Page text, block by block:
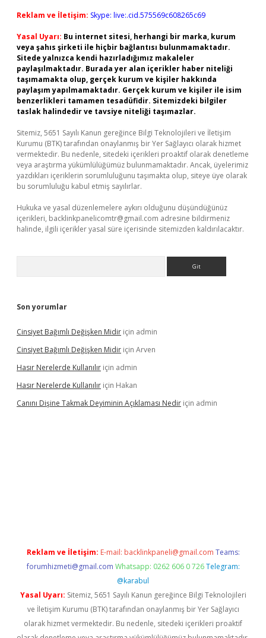
Reklam ve İletişim: Skype: live:.cid.575569c608265c69
Yasal Uyarı: Bu internet sitesi, herhangi bir marka, kurum
veya şahıs şirketi ile hiçbir bağlantısı bulunmamaktadır.
Sitede yalnızca kendi hazırladığımız makaleler
paylaşılmaktadır. Burada yer alan içerikler haber niteliği
taşımamakta olup, gerçek kurum ve kişiler hakkında
paylaşım yapılmamaktadır. Gerçek kurum ve kişiler ile isim
benzerlikleri tamamen tesadüfidir. Sitemizdeki bilgiler
taslak halindedir ve tavsiye niteliği taşımazlar.
Sitemiz, 5651 Sayılı Kanun gereğince Bilgi Teknolojileri ve İletişim
Kurumu (BTK) tarafından onaylanmış bir Yer Sağlayıcı olarak hizmet
vermektedir. Bu nedenle, sitedeki içerikleri proaktif olarak denetleme
veya araştırma yükümlülüğümüz bulunmamaktadır. Ancak, üyelerimiz
yazdıkları içeriklerin sorumluluğunu taşımakta olup, siteye üye olarak
bu sorumluluğu kabul etmiş sayılırlar.
Hukuka ve yasal düzenlemelere aykırı olduğunu düşündüğünüz
içerikleri, backlinkpanelicomtr@gmail.com adresine bildirmeniz
halinde, ilgili içerikler yasal süre içerisinde sitemizden kaldırılacaktır.
Son yorumlar
Cinsiyet Bağımlı Değişken Midir için admin
Cinsiyet Bağımlı Değişken Midir için Arven
Hasır Nerelerde Kullanılır için admin
Hasır Nerelerde Kullanılır için Hakan
Canını Dişine Takmak Deyiminin Açıklaması Nedir için admin
Reklam ve İletişim: E-mail: backlinkpaneli@gmail.com Teams:
forumhizmeti@gmail.com Whatsapp: 0262 606 0 726 Telegram:
@karabul
Yasal Uyarı: Sitemiz, 5651 Sayılı Kanun gereğince Bilgi Teknolojileri
ve İletişim Kurumu (BTK) tarafından onaylanmış bir Yer Sağlayıcı
olarak hizmet vermektedir. Bu nedenle, sitedeki içerikleri proaktif